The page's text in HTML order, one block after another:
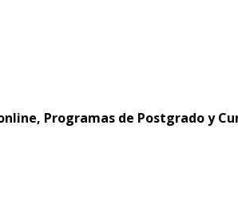
Programas de Postgrado y